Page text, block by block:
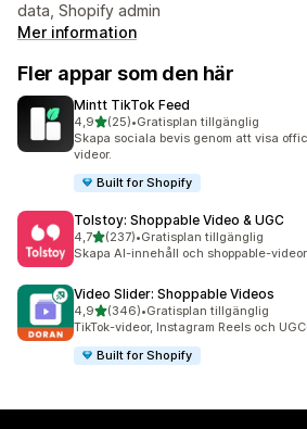
data, Shopify admin
Mer information
Fler appar som den här
Mintt TikTok Feed
4,9av 5 stjärnor
(25)
25 recensioner totalt
•Gratisplan tillgänglig
Skapa sociala bevis genom att visa
videor.
Built for Shopify
Tolstoy: Shoppable Video & UGC
4,7av 5 stjärnor
(237)
237 recensioner totalt
•Gratisplan tillgänglig
Skapa AI-innehåll och shoppable-
Video Slider: Shoppable Videos
4,9av 5 stjärnor
(346)
346 recensioner totalt
•Gratisplan tillgänglig
TikTok-videor, Instagram Reels och
Built for Shopify